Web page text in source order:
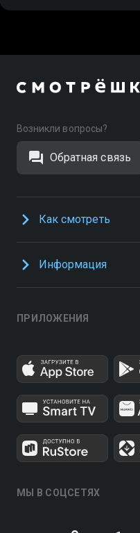
Возникли вопросы?
Обратная связь
Как смотреть
Информация
ПРИЛОЖЕНИЯ
МЫ В СОЦСЕТЯХ